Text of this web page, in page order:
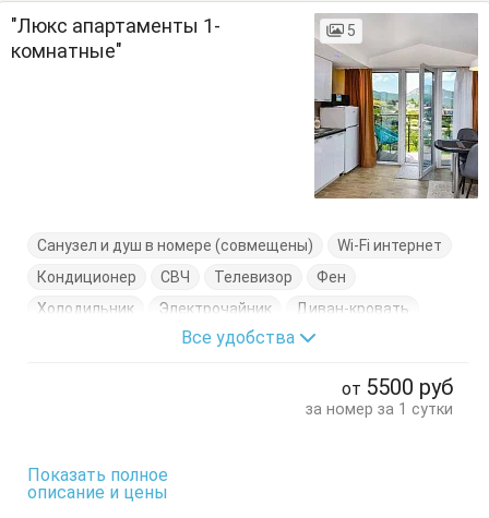
"Люкс апартаменты 1-
комнатные"
5
Санузел и душ в номере (совмещены)
Wi-Fi интернет
Кондиционер
СВЧ Телевизор
Фен
Холодильник
Электрочайник
Диван-кровать
Журнальный столик
Комод
Кровать двуспальная
Все удобства
от 5500 руб
за номер за 1 сутки
Показать полное
описание и цены